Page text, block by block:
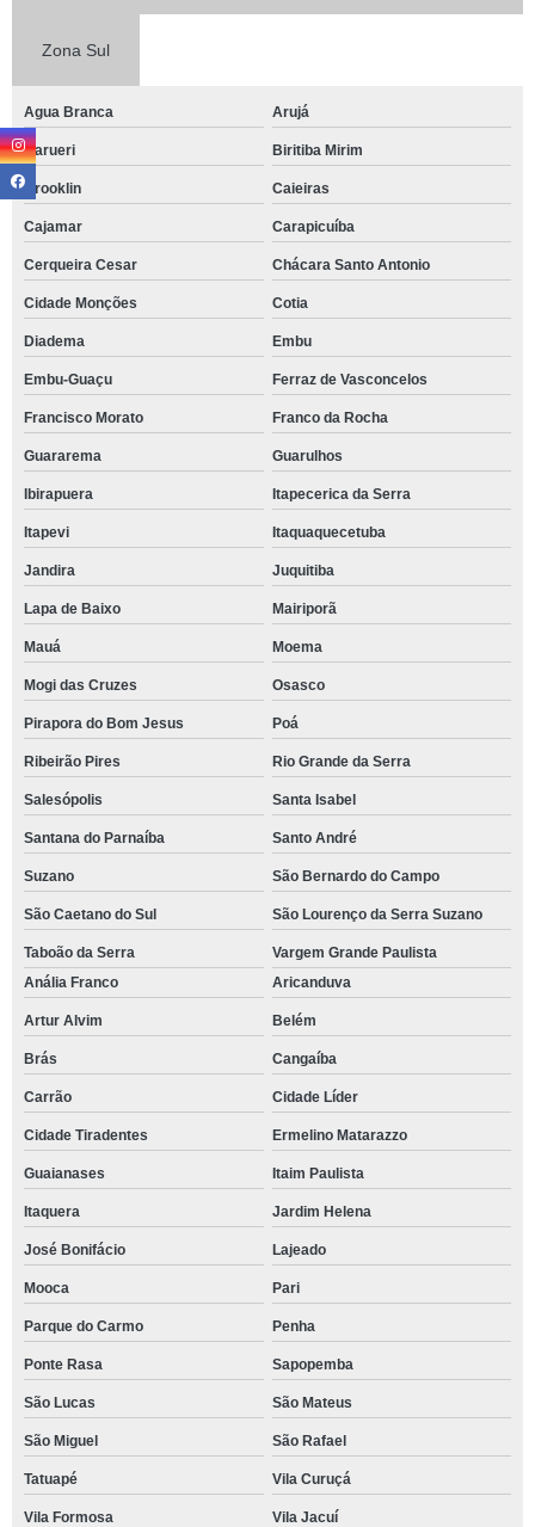
Zona Sul
Agua Branca Arujá
Barueri Biritiba Mirim
Brooklin Caieiras
Cajamar Carapicuíba
Cerqueira Cesar Chácara Santo Antonio
Cidade Monções Cotia
Diadema Embu
Embu-Guaçu Ferraz de Vasconcelos
Francisco Morato Franco da Rocha
Guararema Guarulhos
Ibirapuera Itapecerica da Serra
Itapevi Itaquaquecetuba
Jandira Juquitiba
Lapa de Baixo Mairiporã
Mauá Moema
Mogi das Cruzes Osasco
Pirapora do Bom Jesus Poá
Ribeirão Pires Rio Grande da Serra
Salesópolis Santa Isabel
Santana do Parnaíba Santo André
Suzano São Bernardo do Campo
São Caetano do Sul São Lourenço da Serra Suzano
Taboão da Serra
Vargem Grande Paulista
Anália Franco
Aricanduva
Artur Alvim Belém
Brás Cangaíba
Carrão Cidade Líder
Cidade Tiradentes Ermelino Matarazzo
Guaianases Itaim Paulista
Itaquera Jardim Helena
José Bonifácio Lajeado
Mooca Pari
Parque do Carmo Penha
Ponte Rasa Sapopemba
São Lucas São Mateus
São Miguel São Rafael
Tatuapé Vila Curuçá
Vila Formosa Vila Jacuí